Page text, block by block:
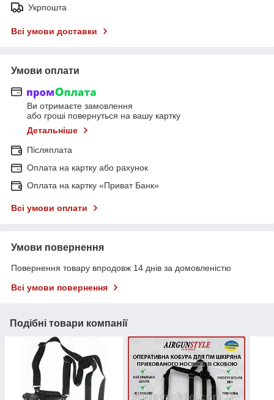
Укрпошта
Всі умови доставки
Умови оплати
Ви отримаєте замовлення
або гроші повернуться на вашу картку
Детальніше
Післяплата
Оплата на картку або рахунок
Оплата на картку «Приват Банк»
Всі умови оплати
Умови повернення
Повернення товару впродовж 14 днів за домовленістю
Всі умови повернення
Подібні товари компанії